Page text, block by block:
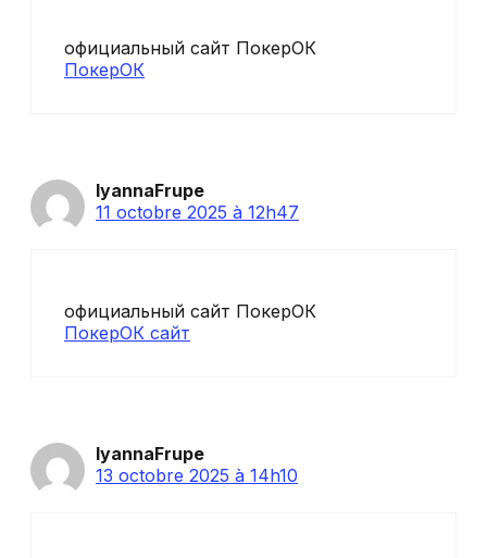
официальный сайт ПокерОК
ПокерОК
IyannaFrupe
11 octobre 2025 à 12h47
официальный сайт ПокерОК
ПокерОК сайт
IyannaFrupe
13 octobre 2025 à 14h10